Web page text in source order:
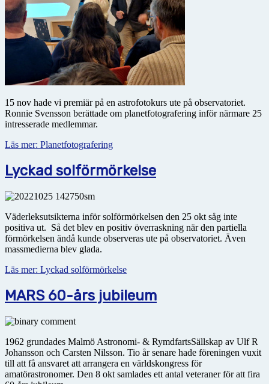
15 nov hade vi premiär på en astrofotokurs ute på observatoriet.
Ronnie Svensson berättade om planetfotografering inför närmare 25
intresserade medlemmar.
Läs mer: Planetfotografering
Lyckad solförmörkelse
Väderleksutsikterna inför solförmörkelsen den 25 okt såg inte
positiva ut. Så det blev en positiv över­raskning när den partiella
förmörkelsen ändå kunde observeras ute på observatoriet. Även
massmedierna blev glada.
Läs mer: Lyckad solförmörkelse
MARS 60-års jubileum
1962 grundades Malmö Astronomi- & RymdfartsSällskap av Ulf R
Johansson och Carsten Nilsson. Tio år senare hade föreningen vuxit
till att få ansvaret att arrangera en världskongress för
amatörastronomer. Den 8 okt samlades ett antal veteraner för att fira